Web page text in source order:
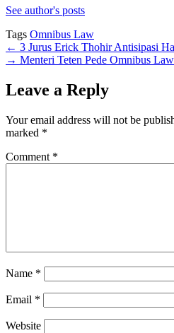
See author's posts
Tags Omnibus Law
← 3 Jurus Erick Thohir Antisipasi
→ Menteri Teten Pede Omnibus
Leave a Reply
Your email address will not be
marked *
Comment *
Name *
Email *
Website